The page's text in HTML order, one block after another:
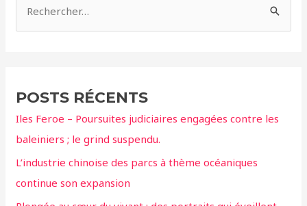
r
c
h
e
r
POSTS RÉCENTS
Iles Feroe – Poursuites judiciaires engagées contre les
baleiniers ; le grind suspendu.
L’industrie chinoise des parcs à thème océaniques
continue son expansion